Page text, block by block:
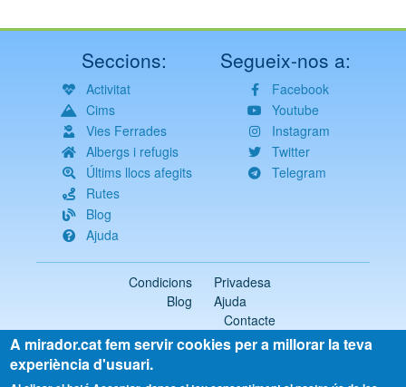
Seccions:
Activitat
Cims
Vies Ferrades
Albergs i refugis
Últims llocs afegits
Rutes
Blog
Ajuda
Segueix-nos a:
Facebook
Youtube
Instagram
Twitter
Telegram
Condicions
Privadesa
Blog
Ajuda
Contacte
2018-2026 ©mirador.cat
Tots els drets reservats
A mirador.cat fem servir cookies per a millorar la teva
experiència d'usuari.